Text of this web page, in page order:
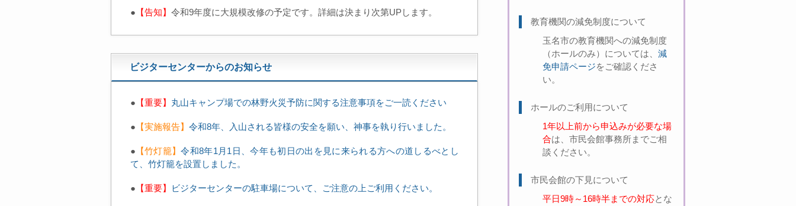
● 【告知】 令和9年度に大規模改修の予定です。詳細は決まり次第UPします。
ビジターセンターからのお知らせ
● 【重要】 丸山キャンプ場での林野火災予防に関する注意事項をご一読ください
● 【実施報告】 令和8年、入山される皆様の安全を願い、神事を執り行いました。
● 【竹灯籠】令和8年1月1日、今年も初日の出を見に来られる方への道しるべとし
て、竹灯籠を設置しました。
● 【重要】 ビジターセンターの駐車場について、ご注意の上ご利用ください。
教育機関の減免制度について
玉名市の教育機関への減免制度
（ホールのみ）については、 減
免申請ページをご確認くださ
い。
ホールのご利用について
1年以上前から申込みが必要な場
合は、市民会館事務所までご相
談ください。
市民会館の下見について
平日9時～16時半までの対応とな